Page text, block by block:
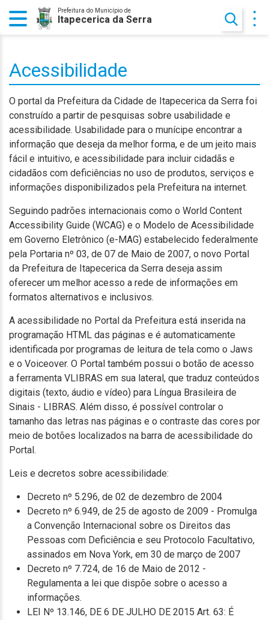
Prefeitura do Município de
Itapecerica da Serra
Acessibilidade
O portal da Prefeitura da Cidade de Itapecerica da Serra foi
construído a partir de pesquisas sobre usabilidade e
acessibilidade. Usabilidade para o munícipe encontrar a
informação que deseja da melhor forma, e de um jeito mais
fácil e intuitivo, e acessibilidade para incluir cidadãs e
cidadãos com deficiências no uso de produtos, serviços e
informações disponibilizados pela Prefeitura na internet.
Seguindo padrões internacionais como o World Content
Accessibility Guide (WCAG) e o Modelo de Acessibilidade
em Governo Eletrônico (e-MAG) estabelecido federalmente
pela Portaria nº 03, de 07 de Maio de 2007, o novo Portal
da Prefeitura de Itapecerica da Serra deseja assim
oferecer um melhor acesso a rede de informações em
formatos alternativos e inclusivos.
A acessibilidade no Portal da Prefeitura está inserida na
programação HTML das páginas e é automaticamente
identificada por programas de leitura de tela como o Jaws
e o Voiceover. O Portal também possui o botão de acesso
a ferramenta VLIBRAS em sua lateral, que traduz conteúdos
digitais (texto, áudio e vídeo) para Língua Brasileira de
Sinais - LIBRAS. Além disso, é possível controlar o
tamanho das letras nas páginas e o contraste das cores por
meio de botões localizados na barra de acessibilidade do
Portal.
Leis e decretos sobre acessibilidade:
Decreto nº 5.296, de 02 de dezembro de 2004
Decreto nº 6.949, de 25 de agosto de 2009 - Promulga
a Convenção Internacional sobre os Direitos das
Pessoas com Deficiência e seu Protocolo Facultativo,
assinados em Nova York, em 30 de março de 2007
Decreto nº 7.724, de 16 de Maio de 2012 -
Regulamenta a lei que dispõe sobre o acesso a
informações.
LEI Nº 13.146, DE 6 DE JULHO DE 2015 Art. 63: É